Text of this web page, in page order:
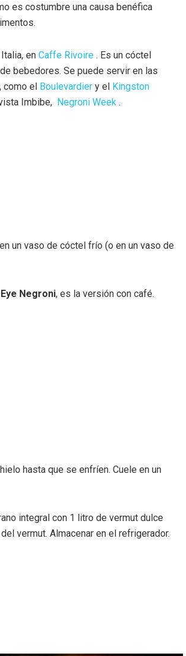
es costumbre una causa benéfica
en Caffe Rivoire . Es un cóctel
bebedores. Se puede servir en las
como el Boulevardier y el Kingston
Imbibe, Negroni Week .
un vaso de cóctel frío (o en un vaso de
Negroni, es la versión con café.
hasta que se enfríen. Cuele en un
integral con 1 litro de vermut dulce
vermut. Almacenar en el refrigerador.